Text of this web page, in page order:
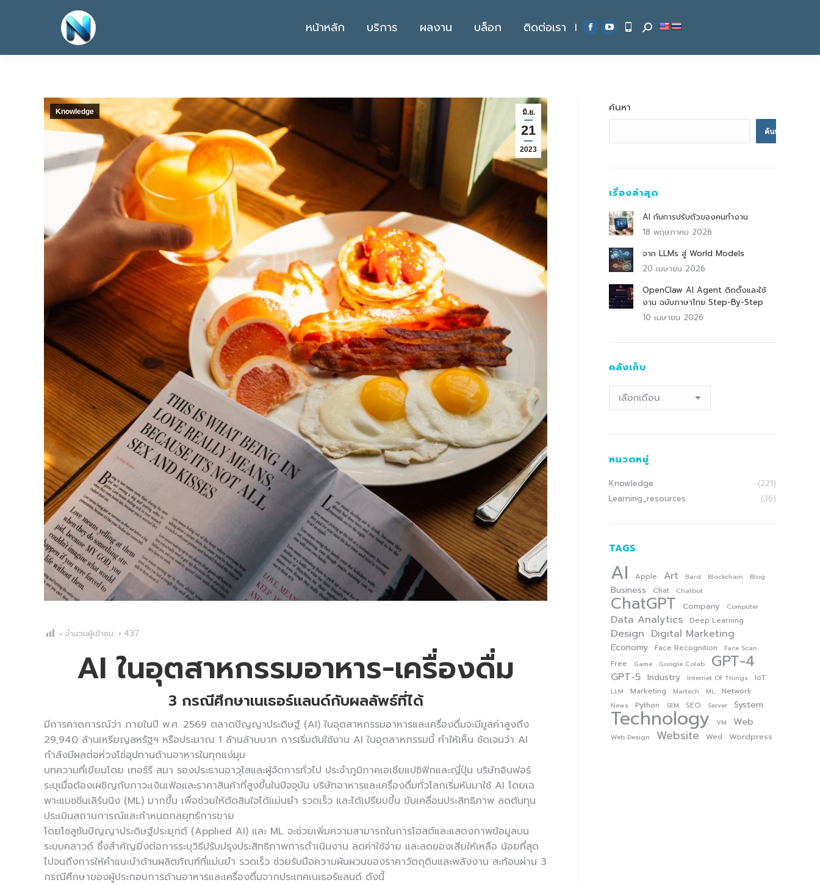
หน้าหลัก บริการ ผลงาน บล็อก ติดต่อเรา |
Facebook
window
YouTube
window
Search:
มิ.ย.
21
2023
Knowledge
จำนวนผู้เข้าชม: 437
AI ในอุตสาหกรรมอาหาร-เครื่องดื่ม
3 กรณีศึกษาเนเธอร์แลนด์กับผลลัพธ์ที่ได้
มีการคาดการณ์ว่า ภายในปี พ.ศ. 2569 ตลาดปัญญาประดิษฐ์ (AI) ในอุตสาหกรรมอาหารและเครื่องดื่มจะมีมูลค่าสูงถึง
29,940 ล้านเหรียญสหรัฐฯ หรือประมาณ 1 ล้านล้านบาท การเริ่มต้นใช้งาน AI ในอุตสาหกรรมนี้ ทำให้เห็น ชัดเจนว่า AI
กำลังมีผลต่อห่วงโซ่อุปทานด้านอาหารในทุกแง่มุม
บทความที่เขียนโดย เทอร์รี สมา รองประธานอาวุโสและผู้จัดการทั่วไป ประจำภูมิภาคเอเชียแปซิฟิกและญี่ปุ่น บริษัทอินฟอร์
ระบุเมื่อต้องเผชิญกับภาวะเงินเฟ้อและราคาสินค้าที่สูงขึ้นในปัจจุบัน บริษัทอาหารและเครื่องดื่มทั่วโลกเริ่มหันมาใช้ AI โดยเฉ
พาะแมชชีนเลิร์นนิง (ML) มากขึ้น เพื่อช่วยให้ตัดสินใจได้แม่นยำ รวดเร็ว และได้เปรียบขึ้น ขับเคลื่อนประสิทธิภาพ ลดต้นทุน
ประเมินสถานการณ์และกำหนดกลยุทธ์การขาย
โดยโซลูชันปัญญาประดิษฐ์ประยุกต์ (Applied AI) และ ML จะช่วยเพิ่มความสามารถในการโฮสต์และแสดงภาพข้อมูลบน
ระบบคลาวด์ ซึ่งสำคัญยิ่งต่อการระบุวิธีปรับปรุงประสิทธิภาพการดำเนินงาน ลดค่าใช้จ่าย และลดของเสียให้เหลือ น้อยที่สุด
ไปจนถึงการให้คำแนะนำด้านผลิตภัณฑ์ที่แม่นยำ รวดเร็ว ช่วยรับมือความผันผวนของราคาวัตถุดิบและพลังงาน สะท้อนผ่าน 3
กรณีศึกษาของผู้ประกอบการด้านอาหารและเครื่องดื่มจากประเทศเนเธอร์แลนด์ ดังนี้
ค้นหา
ค้นหา
เรื่องล่าสุด
AI กับการปรับตัวของคนทำงาน
18 พฤษภาคม 2026
จาก LLMs สู่ World Models
20 เมษายน 2026
OpenClaw AI Agent ติดตั้งและใช้
งาน ฉบับภาษาไทย Step-By-Step
10 เมษายน 2026
คลังเก็บ
เก็บ
หมวดหมู่
Knowledge
(221)
Learning_resources
(36)
TAGS
AI Apple Art Bard Blockchain Blog
Business Chat Chatbot
ChatGPT Company Computer
Data Analytics Deep Learning
Design Digital Marketing
Economy Face Recognition Face Scan
Free Game Google Colab GPT-4
GPT-5 Industry Internet Of Things IoT
LLM Marketing Martech ML Network
News Python SEM SEO Server System
Technology VM Web
Web Design Website Wed Wordpress